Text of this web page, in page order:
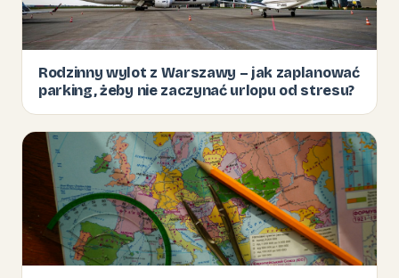
Rodzinny wylot z Warszawy – jak zaplanować
parking, żeby nie zaczynać urlopu od stresu?